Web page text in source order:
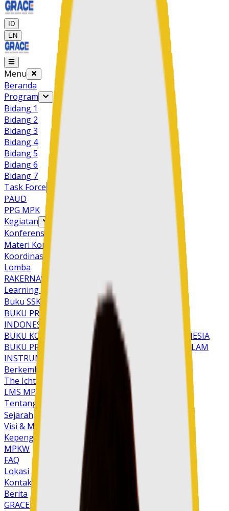
ID
EN
Menu
Beranda
Program
Bidang 1
Bidang 2
Bidang 3
Bidang 4
Bidang 5
Bidang 6
Bidang 7
Task Force
PAUD
PPG MPK
Kegiatan
Konferensi Nasional 2023
Materi Konfernas
Koordinasi Nasional
Lomba
RAKERNAS
Learning Center
Buku SSKI
BUKU PRINSIP DASAR PENDIDIKAN KRISTEN DI
INDONESIA
BUKU KOMPONEN SEKOLAH KRISTEN DI INDONESIA
BUKU PRINSIP DASAR PENDIDIKAN KRISTEN DALAM
INSTRUMEN PENILAIAN DIRI SEKOLAH
Berkembang Bersama
The Ichthys Code
LMS MPK
Tentang Kami
Sejarah
Visi & Misi
Kepengurusan
MPKW
FAQ
Lokasi
Kontak Kami
Berita
GRACE MDM